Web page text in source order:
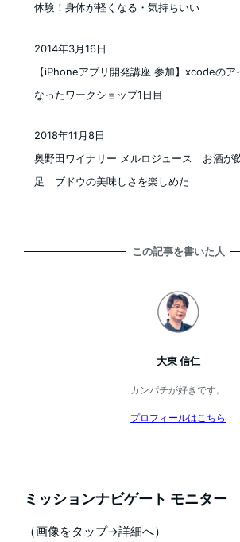
体験！身体が軽くなる・気持ちいい
【iPhoneアプリ開発講座 参加】xcodeのア
なったワークショップ1日目
2014年3月16日
奥野田ワイナリー メルロジュース お酒が
足 ブドウの美味しさを楽しめた
2018年11月8日
この記事を書いた人
大東 信仁
カンパチが好きです。
プロフィールはこちら
ミッションナビゲート モニター
（画像をタップ→詳細へ）